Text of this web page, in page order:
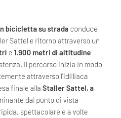
bicicletta su strada conduce
Sattel e ritorno attraverso un
e 1.900 metri di altitudine
Il percorso inizia in modo
attraverso l'idilliaca
finale alla Staller Sattel, a
dal punto di vista
spettacolare e a volte